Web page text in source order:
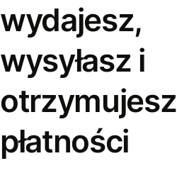
wydajesz,
wysyłasz i
otrzymujesz
płatności